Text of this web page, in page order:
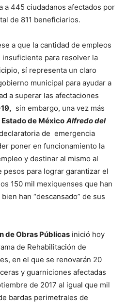
a 445 ciudadanos afectados por
de 811 beneficiarios.
a que la cantidad de empleos
para resolver la
sí representa un claro
municipal para ayudar a
a superar las afectaciones
sin embargo, una vez más
Estado de México Alfredo del
de emergencia
poner en funcionamiento la
y destinar al mismo al
pesos para lograr garantizar el
150 mil mexiquenses que han
han “descansado” de sus
de Obras Públicas inició hoy
de Rehabilitación de
en el que se renovarán 20
y guarniciones afectadas
de 2017 al igual que mil
bardas perimetrales de